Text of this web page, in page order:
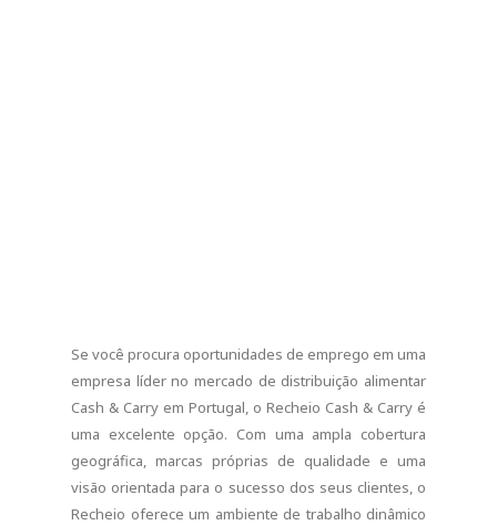
Se você procura oportunidades de emprego em uma
empresa líder no mercado de distribuição alimentar
Cash & Carry em Portugal, o Recheio Cash & Carry é
uma excelente opção. Com uma ampla cobertura
geográfica, marcas próprias de qualidade e uma
visão orientada para o sucesso dos seus clientes, o
Recheio oferece um ambiente de trabalho dinâmico